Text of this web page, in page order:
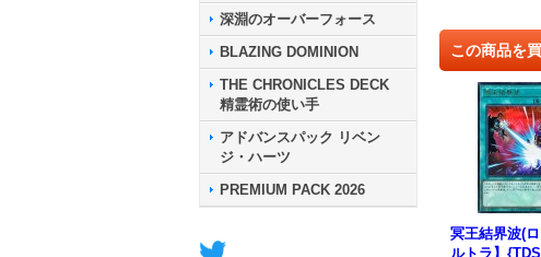
深淵のオーバーフォース
BLAZING DOMINION
THE CHRONICLES DECK
精霊術の使い手
アドバンスパック リベン
ジ・ハーツ
PREMIUM PACK 2026
この商品を
冥王結界波(
ルトラ】